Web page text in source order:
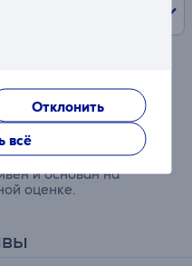
Отклонить
всё
и основан на
оценке.